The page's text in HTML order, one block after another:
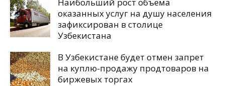
Наибольший рост объема
оказанных услуг на душу населения
зафиксирован в столице
Узбекистана
В Узбекистане будет отмен запрет
на куплю-продажу продтоваров на
биржевых торгах